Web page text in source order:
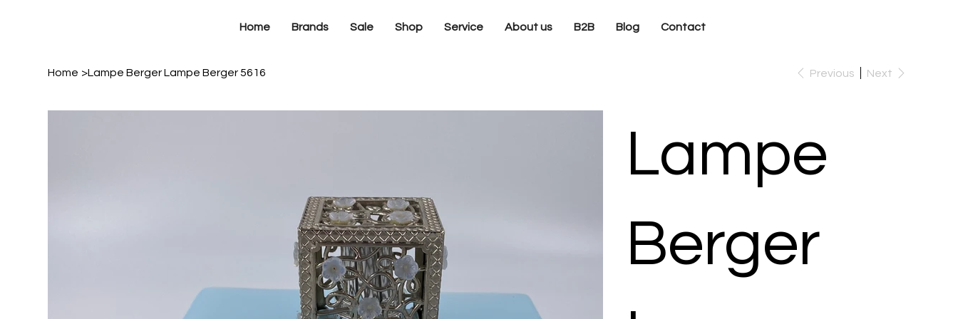
Home Brands Sale Shop Service About us B2B Blog Contact
Home >Lampe Berger Lampe Berger 5616 Previous Next
Lampe
Berger